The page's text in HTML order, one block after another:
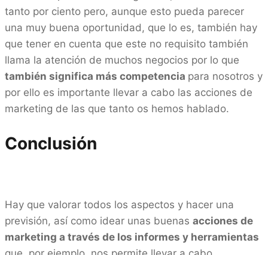
tanto por ciento pero, aunque esto pueda parecer
una muy buena oportunidad, que lo es, también hay
que tener en cuenta que este no requisito también
llama la atención de muchos negocios por lo que
también significa más competencia para nosotros y
por ello es importante llevar a cabo las acciones de
marketing de las que tanto os hemos hablado.
Conclusión
Hay que valorar todos los aspectos y hacer una
previsión, así como idear unas buenas acciones de
marketing a través de los informes y herramientas